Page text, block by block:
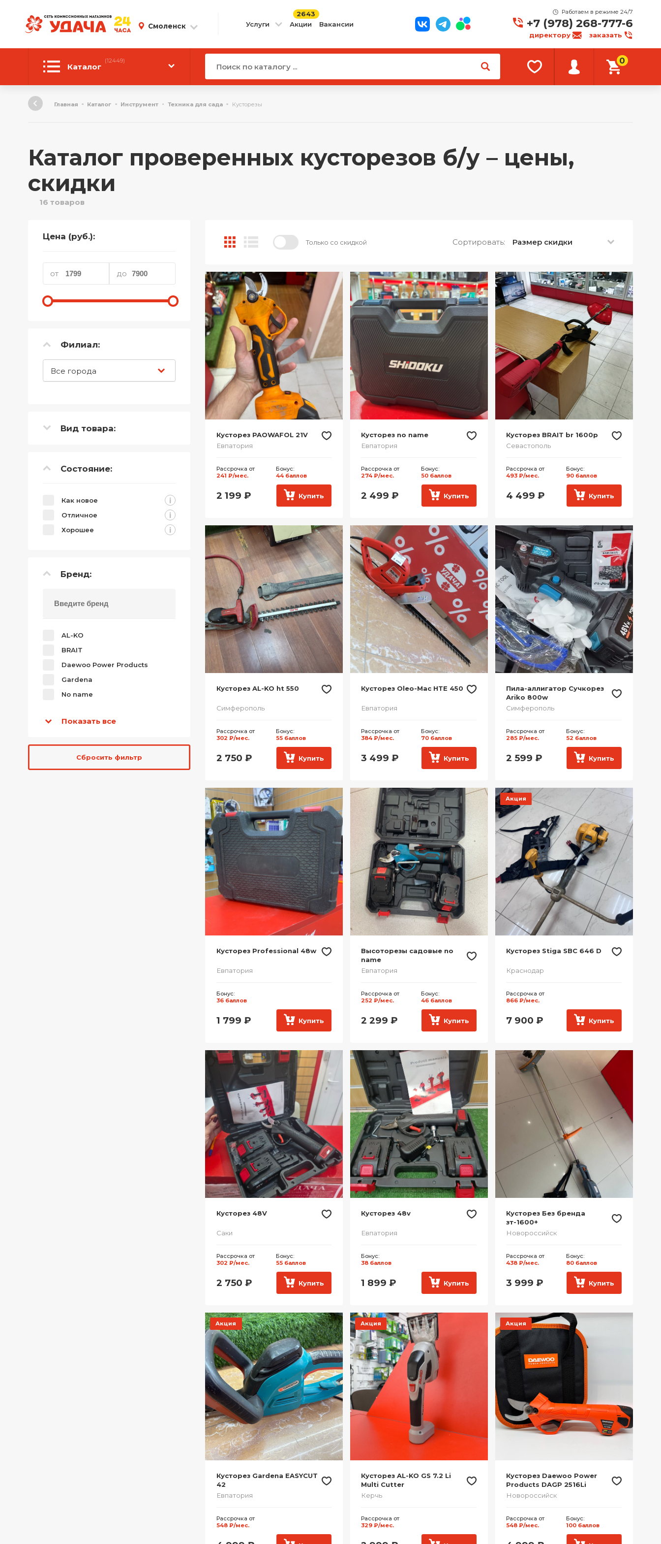
Смоленск Услуги Акции
2643
Вакансии
Работаем в режиме 24/7
+7 (978) 268-777-6
директору заказать
Каталог
(12449)
Автотовары
Компьютерная техника
Личные вещи
ТВ и Видео
0
Главная Каталог Инструмент Техника для сада Кусторезы
Каталог проверенных кусторезов б/у – цены,
скидки
16 товаров
Цена (руб.):
от до
Филиал:
Все города
Вид товара:
Состояние:
Как новое i
Отличное i
Хорошее i
Бренд:
AL-KO
BRAIT
Daewoo Power Products
Gardena
No name
Показать все
Сбросить фильтр
Только со скидкой Сортировать: Размер скидки
Кусторез PAOWAFOL 21V
Евпатория
Рассрочка от
241 ₽/мес.
Бонус:
44 баллов
2 199 ₽ Купить
Кусторез no name
Евпатория
Рассрочка от
274 ₽/мес.
Бонус:
50 баллов
2 499 ₽ Купить
Кусторез BRAIT br 1600p
Севастополь
Рассрочка от
493 ₽/мес.
Бонус:
90 баллов
4 499 ₽ Купить
Кусторез AL-KO ht 550
Симферополь
Рассрочка от
302 ₽/мес.
Бонус:
55 баллов
2 750 ₽ Купить
Кусторез Oleo-Mac HTE 450
Евпатория
Рассрочка от
384 ₽/мес.
Бонус:
70 баллов
3 499 ₽ Купить
Пила-аллигатор Сучкорез
Ariko 800w
Симферополь
Рассрочка от
285 ₽/мес.
Бонус:
52 баллов
2 599 ₽ Купить
Кусторез Professional 48w
Евпатория
Бонус:
36 баллов
1 799 ₽ Купить
Высоторезы садовые no
name
Евпатория
Рассрочка от
252 ₽/мес.
Бонус:
46 баллов
2 299 ₽ Купить
Акция
Кусторез Stiga SBC 646 D
Краснодар
Рассрочка от
866 ₽/мес.
7 900 ₽ Купить
Кусторез 48V
Саки
Рассрочка от
302 ₽/мес.
Бонус:
55 баллов
2 750 ₽ Купить
Кусторез 48v
Евпатория
Бонус:
38 баллов
1 899 ₽ Купить
Кусторез Без бренда
зт-1600+
Новороссийск
Рассрочка от
438 ₽/мес.
Бонус:
80 баллов
3 999 ₽ Купить
Акция
Кусторез Gardena EASYCUT
42
Евпатория
Рассрочка от
548 ₽/мес.
Акция
Кусторез AL-KO GS 7.2 Li
Multi Cutter
Керчь
Рассрочка от
329 ₽/мес.
Акция
Кусторез Daewoo Power
Products DAGP 2516Li
Новороссийск
Рассрочка от
548 ₽/мес.
Бонус:
100 баллов